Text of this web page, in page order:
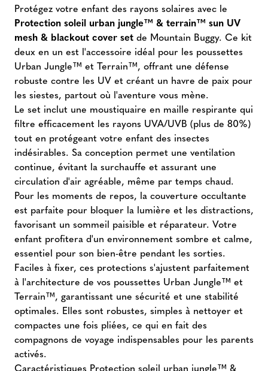
Protégez votre enfant des rayons solaires avec le
Protection soleil urban jungle™ & terrain™ sun UV
mesh & blackout cover set de Mountain Buggy. Ce kit
deux en un est l'accessoire idéal pour les poussettes
Urban Jungle™ et Terrain™, offrant une défense
robuste contre les UV et créant un havre de paix pour
les siestes, partout où l'aventure vous mène.
Le set inclut une moustiquaire en maille respirante qui
filtre efficacement les rayons UVA/UVB (plus de 80%)
tout en protégeant votre enfant des insectes
indésirables. Sa conception permet une ventilation
continue, évitant la surchauffe et assurant une
circulation d'air agréable, même par temps chaud.
Pour les moments de repos, la couverture occultante
est parfaite pour bloquer la lumière et les distractions,
favorisant un sommeil paisible et réparateur. Votre
enfant profitera d'un environnement sombre et calme,
essentiel pour son bien-être pendant les sorties.
Faciles à fixer, ces protections s'ajustent parfaitement
à l'architecture de vos poussettes Urban Jungle™ et
Terrain™, garantissant une sécurité et une stabilité
optimales. Elles sont robustes, simples à nettoyer et
compactes une fois pliées, ce qui en fait des
compagnons de voyage indispensables pour les parents
activés.
Caractéristiques Protection soleil urban jungle™ &